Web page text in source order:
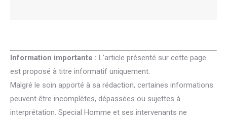
Information importante : L’article présenté sur cette page
est proposé à titre informatif uniquement.
Malgré le soin apporté à sa rédaction, certaines informations
peuvent être incomplètes, dépassées ou sujettes à
interprétation. Special Homme et ses intervenants ne